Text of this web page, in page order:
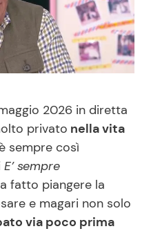
Cucina e Ricette
Dolci
Le Ricette in TV
Primi Piatti
2026 in diretta
privato nella vita
sempre così
E’ sempre
fatto piangere la
e magari non solo
via poco prima